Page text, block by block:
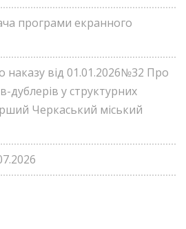
програми екранного
наказу від 01.01.2026№32 Про
дублерів у структурних
Черкаський міський